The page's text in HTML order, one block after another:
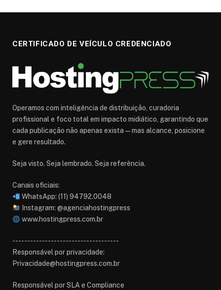
CERTIFICADO DE VEÍCULO CREDENCIADO
Operamos com inteligência de distribuição, curadoria
profissional e foco total em impacto midiático, garantindo que
cada publicação não apenas exista — mas alcance, posicione
e gere resultado.
Seja visto. Seja lembrado. Seja referência.
Canais oficiais:
WhatsApp: (11) 94792.0048
Instagram: @agenciahostingpress
www.hostingpress.com.br⁠
------------------------------------
Responsável por privacidade:
Privacidade@hostingpress.com.br
Responsável por SLA e Compliance